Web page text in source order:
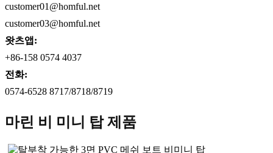
customer01@homful.net
customer03@homful.net
왓츠앱:
+86-158 0574 4037
전화:
0574-6528 8717/8718/8719
마린 비 미니 탑 제품